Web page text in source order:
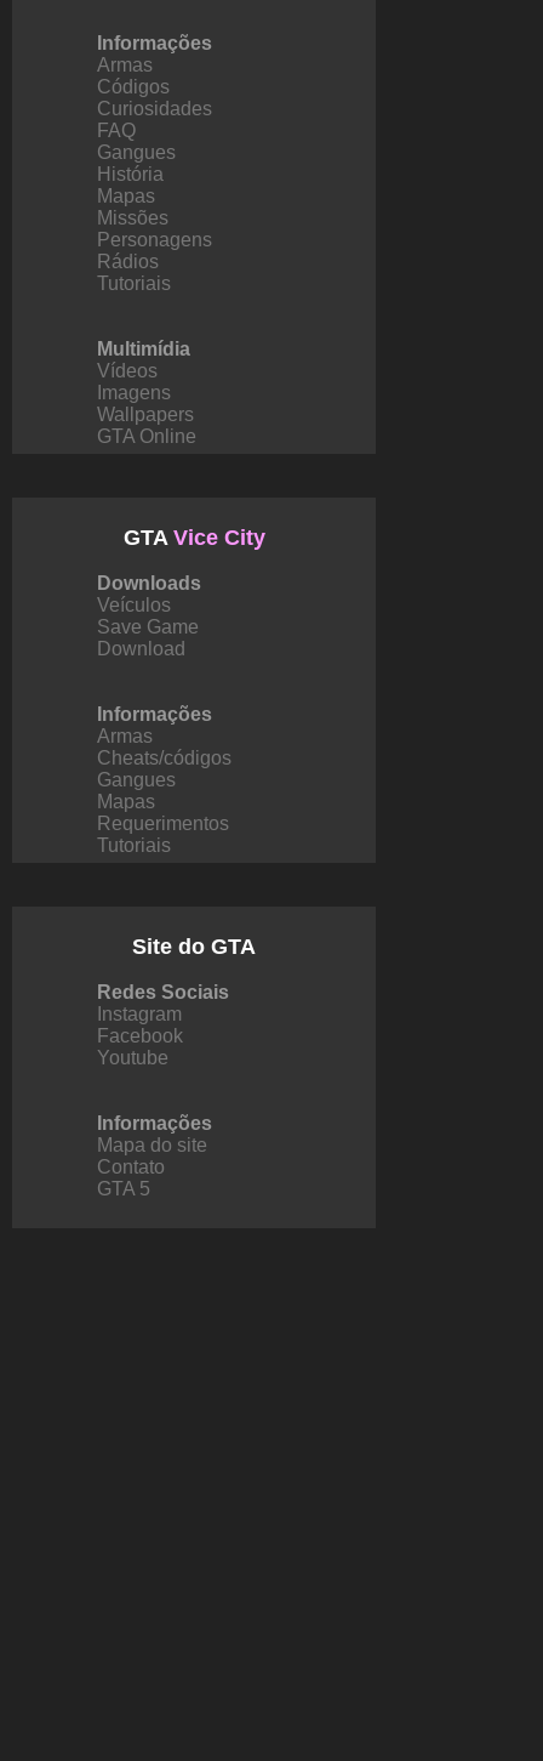
Informações
Armas
Códigos
Curiosidades
FAQ
Gangues
História
Mapas
Missões
Personagens
Rádios
Tutoriais
Multimídia
Vídeos
Imagens
Wallpapers
GTA Online
GTA Vice City
Downloads
Veículos
Save Game
Download
Informações
Armas
Cheats/códigos
Gangues
Mapas
Requerimentos
Tutoriais
Site do GTA
Redes Sociais
Instagram
Facebook
Youtube
Informações
Mapa do site
Contato
GTA 5